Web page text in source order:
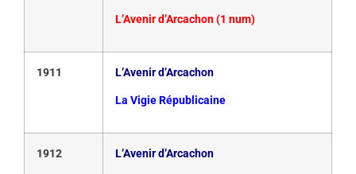
L’Avenir d’Arcachon (1 num)
1911 L’Avenir d’Arcachon
La Vigie Républicaine
1912 L’Avenir d’Arcachon